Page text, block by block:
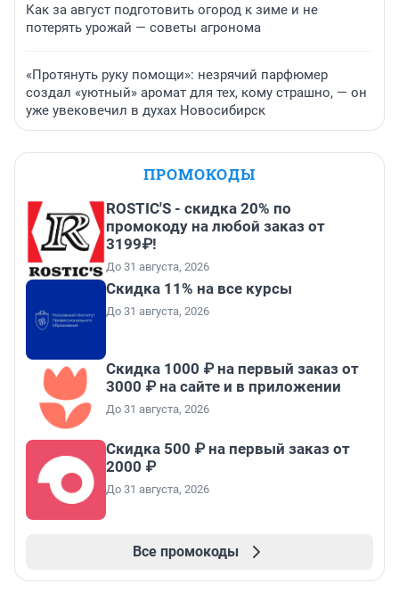
Как за август подготовить огород к зиме и не
потерять урожай — советы агронома
«Протянуть руку помощи»: незрячий парфюмер
создал «уютный» аромат для тех, кому страшно, — он
уже увековечил в духах Новосибирск
ПРОМОКОДЫ
ROSTIC'S - скидка 20% по
промокоду на любой заказ от
3199₽!
До 31 августа, 2026
Скидка 11% на все курсы
До 31 августа, 2026
Скидка 1000 ₽ на первый заказ от
3000 ₽ на сайте и в приложении
До 31 августа, 2026
Скидка 500 ₽ на первый заказ от
2000 ₽
До 31 августа, 2026
Все промокоды